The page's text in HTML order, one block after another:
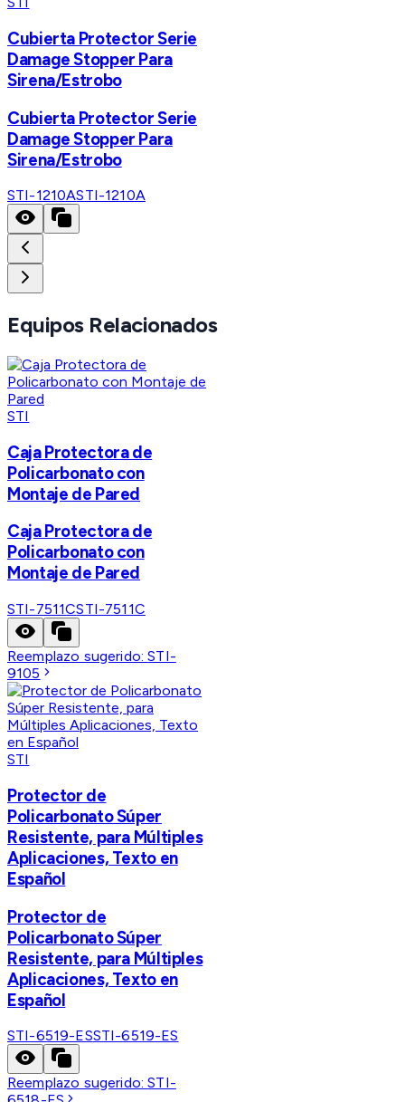
Cubierta Protector Serie
Damage Stopper Para
Sirena/Estrobo
Cubierta Protector Serie
Damage Stopper Para
Sirena/Estrobo
STI-1210ASTI-1210A
Equipos Relacionados
STI
Caja Protectora de
Policarbonato con
Montaje de Pared
Caja Protectora de
Policarbonato con
Montaje de Pared
STI-7511CSTI-7511C
Reemplazo sugerido:STI-
9105
STI
Protector de
Policarbonato Súper
Resistente, para Múltiples
Aplicaciones, Texto en
Español
Protector de
Policarbonato Súper
Resistente, para Múltiples
Aplicaciones, Texto en
Español
STI-6519-ESSTI-6519-ES
Reemplazo sugerido:STI-